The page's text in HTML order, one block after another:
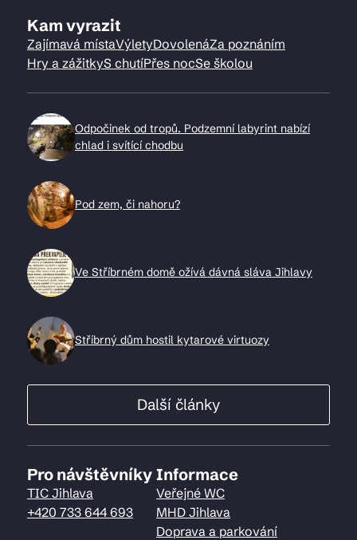
Kam vyrazit
Zajímavá místaVýletyDovolenáZa poznáním
Hry a zážitkyS chutíPřes nocSe školou
Odpočinek od tropů. Podzemní labyrint nabízí
chlad i svítící chodbu
Pod zem, či nahoru?
Ve Stříbrném domě ožívá dávná sláva Jihlavy
Stříbrný dům hostil kytarové virtuozy
Další články
Pro návštěvníky
TIC Jihlava
+420 733 644 693
Informace
Veřejné WC
MHD Jihlava
Doprava a parkování